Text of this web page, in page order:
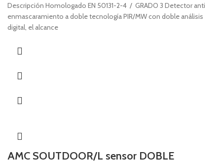
Descripción Homologado EN 50131-2-4 / GRADO 3 Detector anti
enmascaramiento a doble tecnología PIR/MW con doble análisis
digital, el alcance
AMC SOUTDOOR/L sensor DOBLE